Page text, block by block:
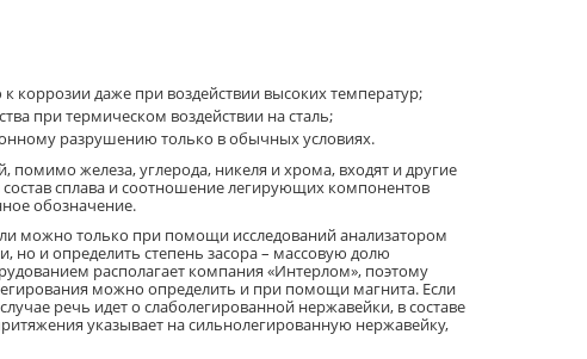
коррозии даже при воздействии высоких температур;
при термическом воздействии на сталь;
разрушению только в обычных условиях.
помимо железа, углерода, никеля и хрома, входят и другие
сплава и соотношение легирующих компонентов
обозначение.
можно только при помощи исследований анализатором
но и определить степень засора – массовую долю
располагает компания «Интерлом», поэтому
можно определить и при помощи магнита. Если
речь идет о слаболегированной нержавейки, в составе
указывает на сильнолегированную нержавейку,